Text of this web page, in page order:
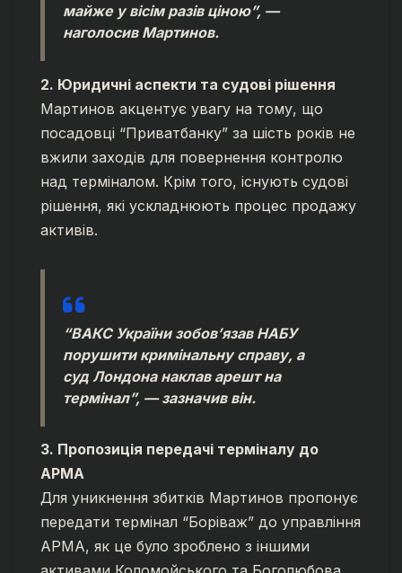
майже у вісім разів ціною”, —
наголосив Мартинов.
2. Юридичні аспекти та судові рішення
Мартинов акцентує увагу на тому, що
посадовці “Приватбанку” за шість років не
вжили заходів для повернення контролю
над терміналом. Крім того, існують судові
рішення, які ускладнюють процес продажу
активів.
“ВАКС України зобов’язав НАБУ
порушити кримінальну справу, а
суд Лондона наклав арешт на
термінал”, — зазначив він.
3. Пропозиція передачі терміналу до
АРМА
Для уникнення збитків Мартинов пропонує
передати термінал “Боріваж” до управління
АРМА, як це було зроблено з іншими